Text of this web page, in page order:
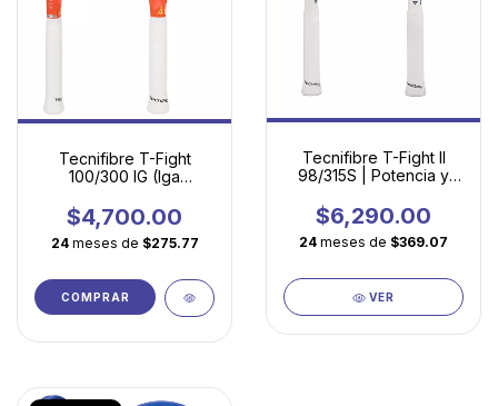
Tecnifibre T-Fight
100/300 IG (Iga
$4,700.00
24 meses de $275.77
COMPRAR
Tecnifibre T-Fight II
98/315S | Potencia y
Jugadores Avanzados
$6,290.00
24 meses de $369.07
VER